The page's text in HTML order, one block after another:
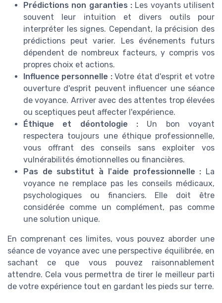
Prédictions non garanties : Les voyants utilisent
souvent leur intuition et divers outils pour
interpréter les signes. Cependant, la précision des
prédictions peut varier. Les événements futurs
dépendent de nombreux facteurs, y compris vos
propres choix et actions.
Influence personnelle :Votre état d'esprit et votre
ouverture d'esprit peuvent influencer une séance
de voyance. Arriver avec des attentes trop élevées
ou sceptiques peut affecter l'expérience.
Éthique et déontologie : Un bon voyant
respectera toujours une éthique professionnelle,
vous offrant des conseils sans exploiter vos
vulnérabilités émotionnelles ou financières.
Pas de substitut à l'aide professionnelle : La
voyance ne remplace pas les conseils médicaux,
psychologiques ou financiers. Elle doit être
considérée comme un complément, pas comme
une solution unique.
En comprenant ces limites, vous pouvez aborder une
séance de voyance avec une perspective équilibrée, en
sachant ce que vous pouvez raisonnablement
attendre. Cela vous permettra de tirer le meilleur parti
de votre expérience tout en gardant les pieds sur terre.